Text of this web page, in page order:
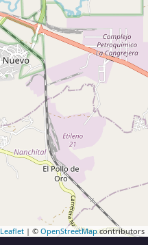
Leaflet | © OpenStreetMapcontributors